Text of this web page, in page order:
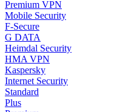
Premium VPN
Mobile Security
F-Secure
G DATA
Heimdal Security
HMA VPN
Kaspersky
Internet Security
Standard
Plus